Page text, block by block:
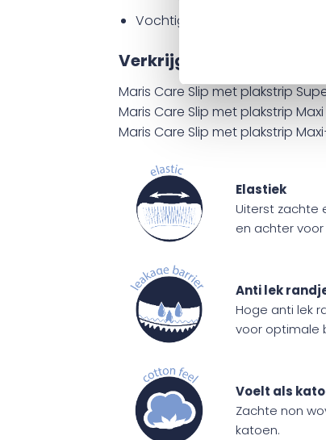
Vochtigheidsindicator.
Verkrijgbaar in
Maris Care Slip met plakstrip
Maris Care Slip met plakstrip
Maris Care Slip met plakstrip
Elastiek
Uiterst zachte
en achter
Anti lek
Hoge anti lek
voor optimale
Voelt als
Zachte non
katoen.